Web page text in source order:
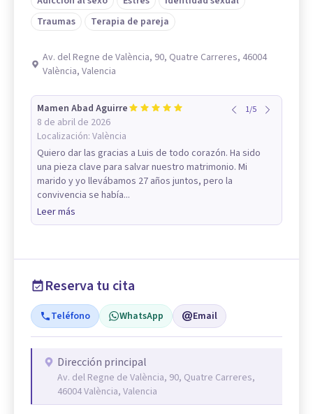
Traumas
Terapia de pareja
Av. del Regne de València, 90, Quatre Carreres, 46004
València, Valencia
Mamen Abad Aguirre
8 de abril de 2026
Localización: València
1/5
Quiero dar las gracias a Luis de todo corazón. Ha sido
una pieza clave para salvar nuestro matrimonio. Mi
marido y yo llevábamos 27 años juntos, pero la
convivencia se había...
Leer más
Reserva tu cita
Teléfono WhatsApp Email
Dirección principal
Av. del Regne de València, 90, Quatre Carreres,
46004 València, Valencia